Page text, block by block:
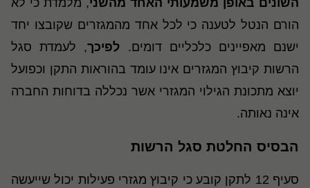
השונים באופן משמעותי האחד מהשני, מלמדת כי לא
הורם הנטל לטענה כי לכל אחד מהמגזרים שקובצו יחד
ישנם מאפיינים כלכליים דומים. לפיכך, לעמדת סגל
הרשות קיבוץ המגזרים אינו עומד בהוראות התקן וכפועל
יוצא מתכונת הגילוי המגזרי אשר נכללה בדוחות החברה
אינה נאותה.
הבסיס החלטת סגל הרשות
סעיף 12 לתקן קובע כי קיבוץ מגזרי פעילות יכול שייעשה